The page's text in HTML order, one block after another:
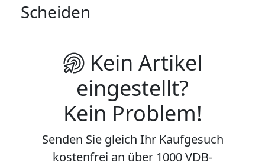
Scheiden
Kein Artikel
eingestellt?
Kein Problem!
Senden Sie gleich Ihr Kaufgesuch
kostenfrei an über 1000 VDB-